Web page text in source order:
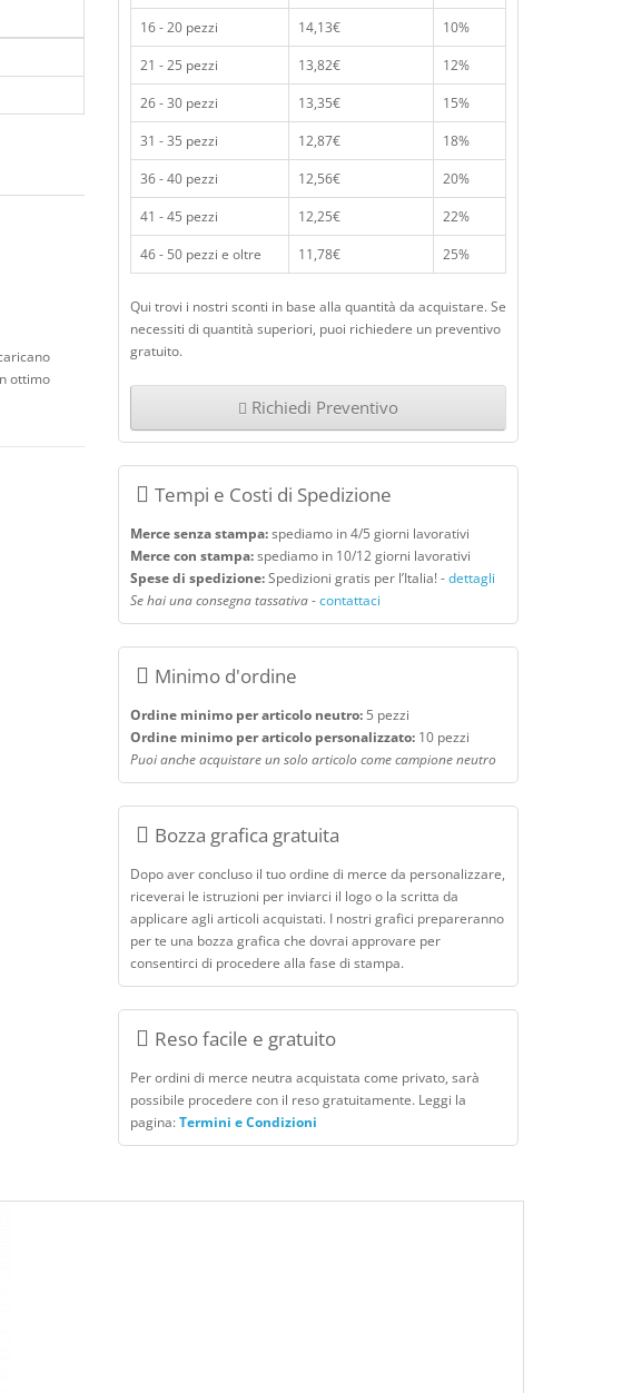
ottimo
16 - 20 pezzi
14,13€
10%
21 - 25 pezzi
13,82€
12%
26 - 30 pezzi
13,35€
15%
31 - 35 pezzi
12,87€
18%
36 - 40 pezzi
12,56€
20%
41 - 45 pezzi
12,25€
22%
46 - 50 pezzi e oltre
11,78€ 25%
Qui trovi i nostri sconti in base alla quantità da acquistare. Se
necessiti di quantità superiori, puoi richiedere un preventivo
gratuito.
Richiedi Preventivo
Tempi e Costi di Spedizione
Merce senza stampa:spediamo in 4/5 giorni lavorativi
Merce con stampa:spediamo in 10/12 giorni lavorativi
Spese di spedizione:Spedizioni gratis per l’Italia! -dettagli
Se hai una consegna tassativa-contattaci
Minimo d'ordine
Ordine minimo per articolo neutro: 5 pezzi
Ordine minimo per articolo personalizzato: 10 pezzi
Puoi anche acquistare un solo articolo come campione neutro
Bozza grafica gratuita
Dopo aver concluso il tuo ordine di merce da personalizzare,
riceverai le istruzioni per inviarci il logo o la scritta da
applicare agli articoli acquistati. I nostri grafici prepareranno
per te una bozza grafica che dovrai approvare per
consentirci di procedere alla fase di stampa.
Reso facile e gratuito
Per ordini di merce neutra acquistata come privato, sarà
possibile procedere con il reso gratuitamente. Leggi la
pagina:Termini e Condizioni